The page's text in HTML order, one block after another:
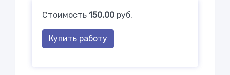
Стоимость 150.00 руб.
Купить работу